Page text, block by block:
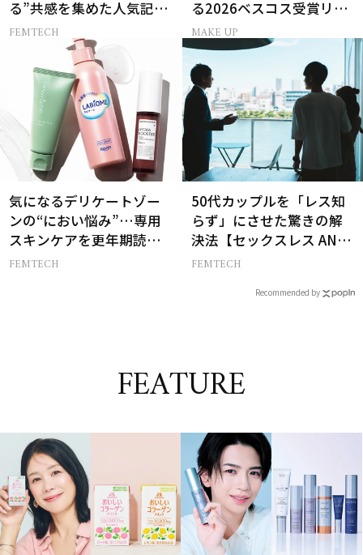
る”共感を集めた人気記事
10選
FEMTECH
る2026ベスコス受賞リッ
プTOP3
MAKE UP
気になるデリケートゾー
ンの“におい悩み”…専用
スキンケアを更年期読者
が本気でお試し！
FEMTECH
50代カップルを「レス知
らず」にさせた驚きの解
決法【セックスレス AND
THE CITY -女たちの告
FEMTECH
Recommended by
FEATURE